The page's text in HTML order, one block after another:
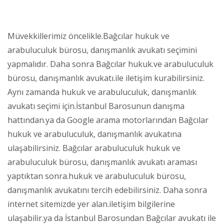
Müvekkillerimiz öncelikle.Bağcılar hukuk ve
arabuluculuk bürosu, danışmanlık avukatı seçimini
yapmalıdır. Daha sonra Bağcılar hukuk.ve arabuluculuk
bürosu, danışmanlık avukatı.ile iletişim kurabilirsiniz.
Aynı zamanda hukuk ve arabuluculuk, danışmanlık
avukatı seçimi için.İstanbul Barosunun danışma
hattından.ya da Google arama motorlarından Bağcılar
hukuk ve arabuluculuk, danışmanlık avukatına
ulaşabilirsiniz. Bağcılar arabuluculuk hukuk ve
arabuluculuk bürosu, danışmanlık avukatı araması
yaptıktan sonra.hukuk ve arabuluculuk bürosu,
danışmanlık avukatını tercih edebilirsiniz. Daha sonra
internet sitemizde yer alan.iletişim bilgilerine
ulaşabilir.ya da İstanbul Barosundan Bağcılar avukatı ile